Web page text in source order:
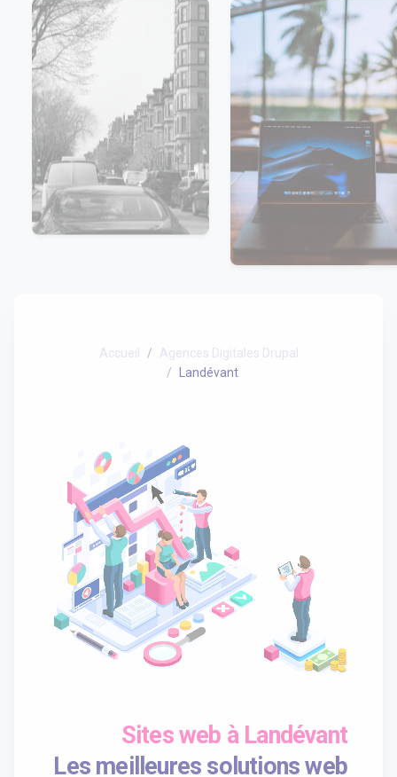
Accueil
Agences Digitales Drupal
Landévant
Sites web à Landévant
Les meilleures solutions web